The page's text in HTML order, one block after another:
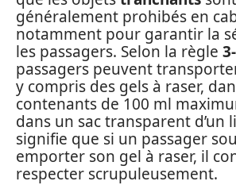
généralement prohibés en
notamment pour garantir la
les passagers. Selon la règle
passagers peuvent
y compris des gels à raser,
contenants de 100 ml
dans un sac transparent d’un
signifie que si un passager
emporter son gel à raser, il
respecter scrupuleusement.